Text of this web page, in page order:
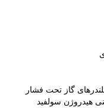
گاز تحت فشار
هیدروژن سولفید